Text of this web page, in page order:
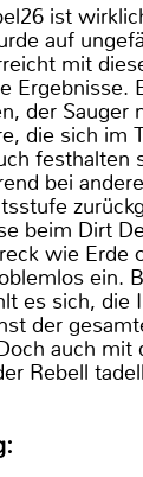
ist
auf
mit
Ergebnisse.
der Sauger
die sich im
festhalten
bei
beim Dirt
wie Erde
ein.
es sich, die
der
auch mit
Rebell